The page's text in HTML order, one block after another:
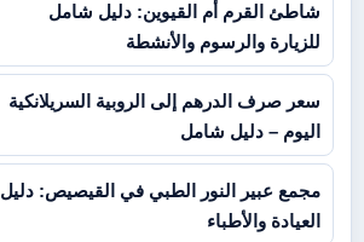
شاطئ القرم أم القيوين: دليل شامل
للزيارة والرسوم والأنشطة
سعر صرف الدرهم إلى الروبية السريلانكية
اليوم – دليل شامل
مجمع عبير النور الطبي في القيصيص: دليل
العيادة والأطباء